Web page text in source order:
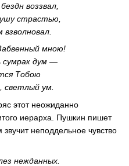
воззвал,
страстью,
мною!
сумрак дум —
Тобою
светлый ум.
этот неожиданно
иерарха. Пушкин пишет
неподдельное чувство
нежданных.